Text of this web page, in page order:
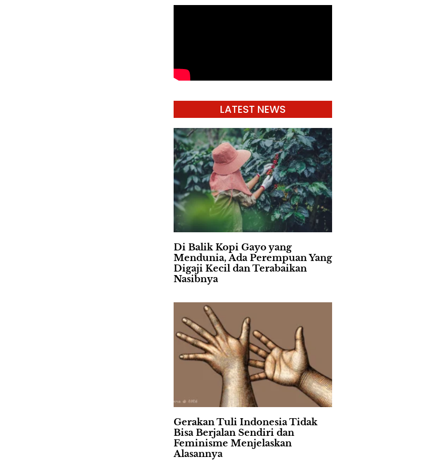
LATEST NEWS
Di Balik Kopi Gayo yang
Mendunia, Ada Perempuan Yang
Digaji Kecil dan Terabaikan
Nasibnya
Gerakan Tuli Indonesia Tidak
Bisa Berjalan Sendiri dan
Feminisme Menjelaskan
Alasannya